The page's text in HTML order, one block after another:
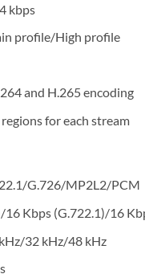
kbps
profile/High profile
and H.265 encoding
for each stream
G.726/MP2L2/PCM
Kbps (G.722.1)/16
32 kHz/48 kHz